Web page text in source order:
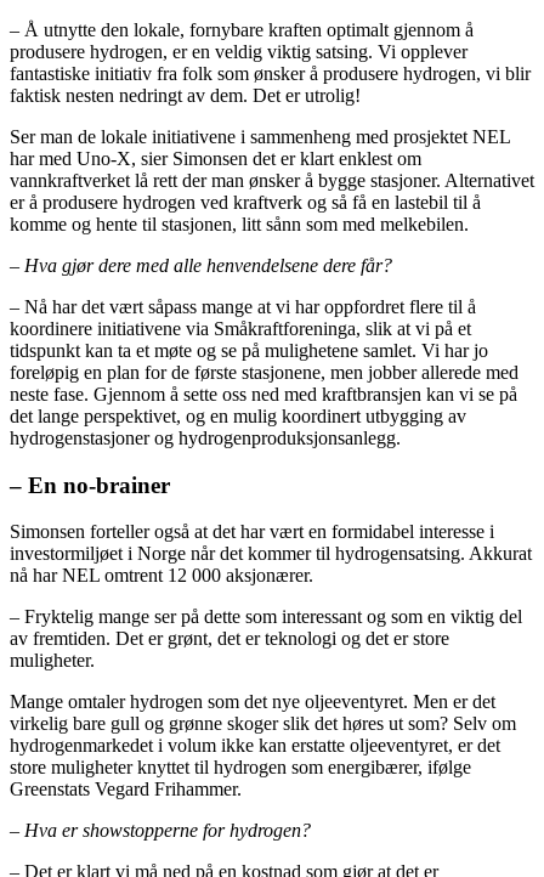
– Å utnytte den lokale, fornybare kraften optimalt gjennom å
produsere hydrogen, er en veldig viktig satsing. Vi opplever
fantastiske initiativ fra folk som ønsker å produsere hydrogen, vi blir
faktisk nesten nedringt av dem. Det er utrolig!
Ser man de lokale initiativene i sammenheng med prosjektet NEL
har med Uno-X, sier Simonsen det er klart enklest om
vannkraftverket lå rett der man ønsker å bygge stasjoner. Alternativet
er å produsere hydrogen ved kraftverk og så få en lastebil til å
komme og hente til stasjonen, litt sånn som med melkebilen.
– Hva gjør dere med alle henvendelsene dere får?
– Nå har det vært såpass mange at vi har oppfordret flere til å
koordinere initiativene via Småkraftforeninga, slik at vi på et
tidspunkt kan ta et møte og se på mulighetene samlet. Vi har jo
foreløpig en plan for de første stasjonene, men jobber allerede med
neste fase. Gjennom å sette oss ned med kraftbransjen kan vi se på
det lange perspektivet, og en mulig koordinert utbygging av
hydrogenstasjoner og hydrogenproduksjonsanlegg.
– En no-brainer
Simonsen forteller også at det har vært en formidabel interesse i
investormiljøet i Norge når det kommer til hydrogensatsing. Akkurat
nå har NEL omtrent 12 000 aksjonærer.
– Fryktelig mange ser på dette som interessant og som en viktig del
av fremtiden. Det er grønt, det er teknologi og det er store
muligheter.
Mange omtaler hydrogen som det nye oljeeventyret. Men er det
virkelig bare gull og grønne skoger slik det høres ut som? Selv om
hydrogenmarkedet i volum ikke kan erstatte oljeeventyret, er det
store muligheter knyttet til hydrogen som energibærer, ifølge
Greenstats Vegard Frihammer.
– Hva er showstopperne for hydrogen?
– Det er klart vi må ned på en kostnad som gjør at det er